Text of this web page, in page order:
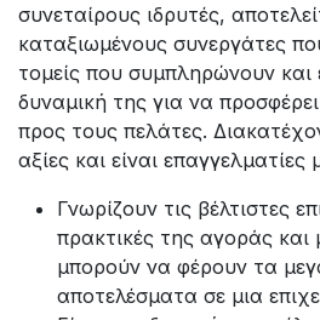
συνεταίρους ιδρυτές,
καταξιωμένους συνεργάτες
τομείς που συμπληρώνουν και
δυναμική της για να προσφέρει
προς τους πελάτες.
αξίες και είναι επαγγελματίες
Γνωρίζουν τις βέλτιστες
πρακτικές της αγοράς
μπορούν να φέρουν τα
αποτελέσματα σε μια